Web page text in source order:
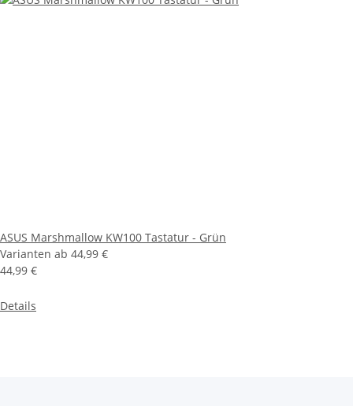
ASUS Marshmallow KW100 Tastatur - Grün
Varianten ab 44,99 €
44,99 €
Details